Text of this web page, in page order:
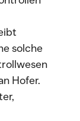
solche
Hofer.